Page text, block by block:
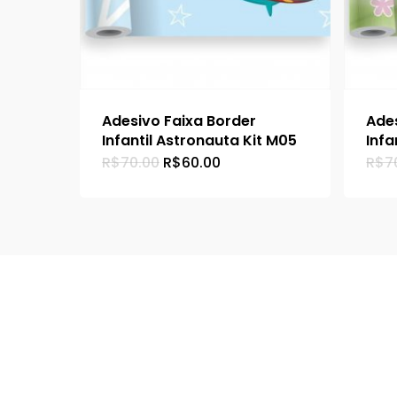
Adesivo Faixa Border
Infantil Astronauta Kit M05
R$70.00 O
preço
R$60.00
R$
Carrinho